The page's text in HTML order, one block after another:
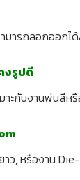
ารถลอกออกไ
งรูปดี
มาะกับงานพ่น
ว, หรืองาน